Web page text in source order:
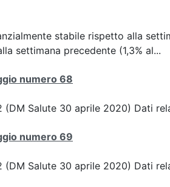
stabile rispetto alla
settimana precedente (1,3% al...
numero 68
(DM Salute 30 aprile 2020) Dati
numero 69
(DM Salute 30 aprile 2020) Dati